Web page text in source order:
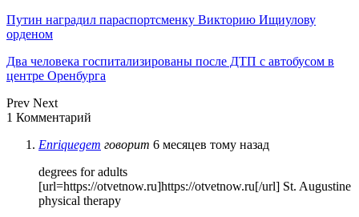
Путин наградил параспортсменку Викторию Ищиулову
орденом
Два человека госпитализированы после ДТП с автобусом в
центре Оренбурга
Prev Next
1 Комментарий
Enriquegem говорит 6 месяцев тому назад
degrees for adults
[url=https://otvetnow.ru]https://otvetnow.ru[/url] St. Augustine
physical therapy